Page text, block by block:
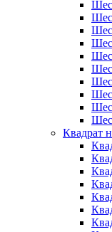
Квадрат